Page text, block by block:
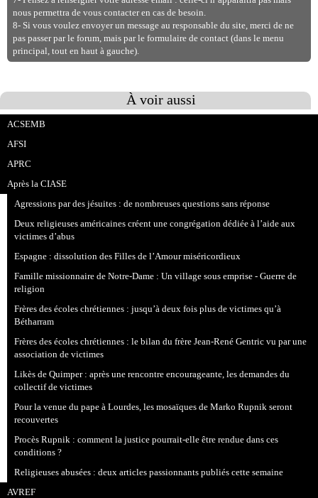
nous permettra de vous contacter en cas de besoin.
8- Si vous voulez envoyer un message au responsable du site, merci de ne
pas passer par le forum, mais par le formulaire de contact (dans le menu
principal, tout en haut à gauche).
À voir aussi
ACSEMB
AFSI
APRC
Après la CIASE
Agressions par des jésuites : de nombreuses questions sans réponse
Deux religieuses américaines créent une congrégation dédiée à l’aide aux
victimes d’abus
Espagne : dissolution des Filles de l’Amour miséricordieux
Famille missionnaire de Notre-Dame : Un village sous emprise - Guerre de
religion
Frères des écoles chrétiennes : jusqu’à deux fois plus de victimes qu’à
Bétharram
Frères des écoles chrétiennes : le bilan du frère Jean-René Gentric vu par une
association de victimes
Likès de Quimper : après une rencontre encourageante, les demandes du
collectif de victimes
Pour la venue du pape à Lourdes, les mosaïques de Marko Rupnik seront
recouvertes
Procès Rupnik : comment la justice pourrait-elle être rendue dans ces
conditions ?
Religieuses abusées : deux articles passionnants publiés cette semaine
AVREF